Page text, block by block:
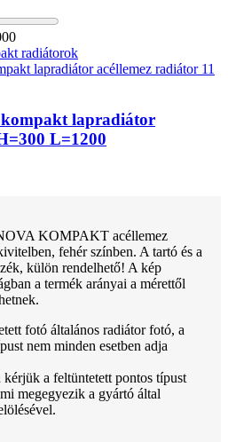
radiátorok
lapradiátor
L=1200
KOMPAKT acéllemez
fehér színben. A tartó és a
külön rendelhető! A kép
a termék arányai a mérettől
fotó általános radiátor fotó, a
nem minden esetben adja
kérjük a feltüntetett pontos típust
megegyezik a gyártó által